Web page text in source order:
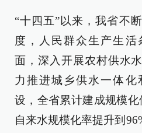
“十四五”以来，我省不
度，人民群众生产生
面，深入开展农村供水
力推进城乡供水一体化
设，全省累计建成规模
自来水规模化率提升到